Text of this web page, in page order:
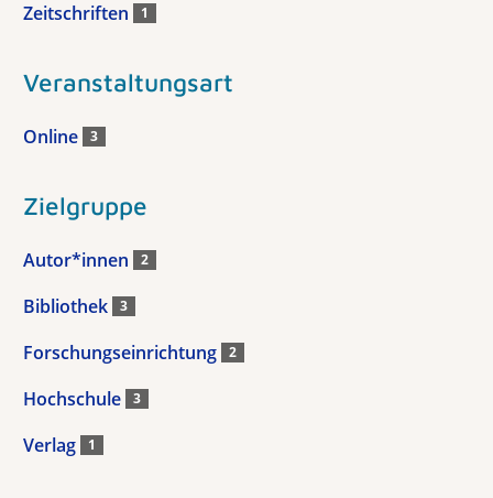
Zeitschriften 1
Veranstaltungsart
Online 3
Zielgruppe
Autor*innen 2
Bibliothek 3
Forschungseinrichtung 2
Hochschule 3
Verlag 1